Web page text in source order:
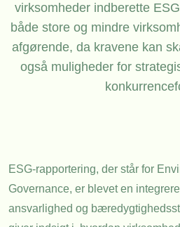
virksomheder indberette
både store og mindre
afgørende, da kravene kan
også muligheder for
ESG-rapportering, der står for
Governance, er blevet en
ansvarlighed og